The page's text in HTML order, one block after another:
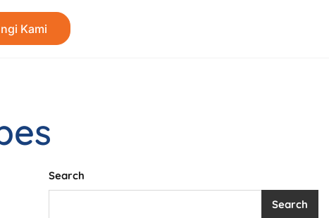
Kami
Search
Search